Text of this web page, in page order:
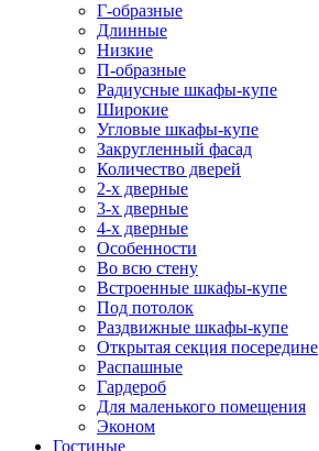
Г-образные
Длинные
Низкие
П-образные
Радиусные шкафы-купе
Широкие
Угловые шкафы-купе
Закругленный фасад
Количество дверей
2-х дверные
3-х дверные
4-х дверные
Особенности
Во всю стену
Встроенные шкафы-купе
Под потолок
Раздвижные шкафы-купе
Открытая секция посередине
Распашные
Гардероб
Для маленького помещения
Эконом
Гостиные